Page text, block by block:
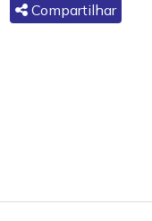
Compartilhar